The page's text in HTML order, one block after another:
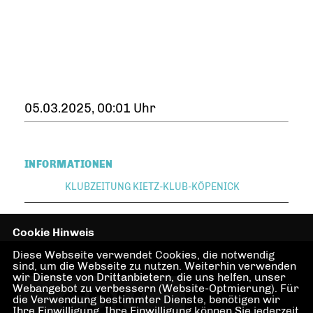
05.03.2025, 00:01 Uhr
INFORMATIONEN
KLUBZEITUNG KIETZ-KLUB-KÖPENICK
Cookie Hinweis
Diese Webseite verwendet Cookies, die notwendig
sind, um die Webseite zu nutzen. Weiterhin verwenden
wir Dienste von Drittanbietern, die uns helfen, unser
Webangebot zu verbessern (Website-Optmierung). Für
die Verwendung bestimmter Dienste, benötigen wir